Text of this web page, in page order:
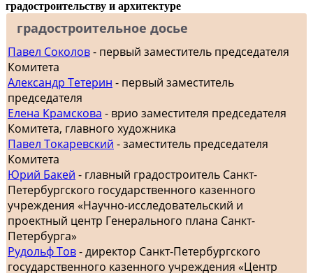
градостроительству и архитектуре
градостроительное досье
Павел Соколов- первый заместитель председателя
Комитета
Александр Тетерин - первый заместитель
председателя
Елена Крамскова - врио заместителя председателя
Комитета, главного художника
Павел Токаревский - заместитель председателя
Комитета
Юрий Бакей - главный градостроитель Санкт-
Петербургского государственного казенного
учреждения «Научно-исследовательский и
проектный центр Генерального плана Санкт-
Петербурга»
Рудольф Тов- директор Санкт-Петербургского
государственного казенного учреждения «Центр